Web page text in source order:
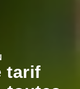
tarif